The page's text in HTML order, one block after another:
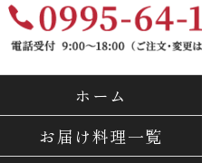
鹿児島の配
料理専門店
理 あしび』
ホーム
お届け料理一覧